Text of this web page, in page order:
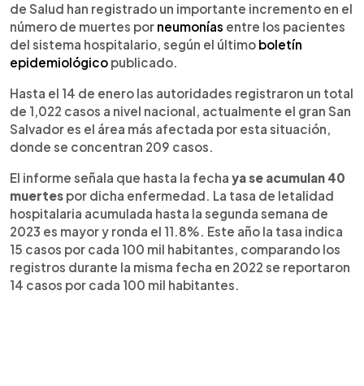
de Salud han registrado un importante incremento en el
número de muertes por neumonías entre los pacientes
del sistema hospitalario, según el último boletín
epidemiológico publicado.
Hasta el 14 de enero las autoridades registraron un total
de 1,022 casos a nivel nacional, actualmente el gran San
Salvador es el área más afectada por esta situación,
donde se concentran 209 casos.
El informe señala que hasta la fecha ya se acumulan 40
muertes por dicha enfermedad. La tasa de letalidad
hospitalaria acumulada hasta la segunda semana de
2023 es mayor y ronda el 11.8%. Este año la tasa indica
15 casos por cada 100 mil habitantes, comparando los
registros durante la misma fecha en 2022 se reportaron
14 casos por cada 100 mil habitantes.